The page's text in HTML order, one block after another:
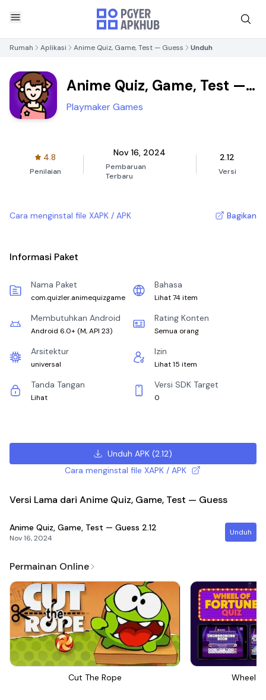
Rumah Aplikasi Anime Quiz, Game, Test — Guess Unduh
Anime Quiz, Game, Test —
Guess
Playmaker Games
4.8
Penilaian
Nov 16, 2024
Pembaruan
Terbaru
2.12
Versi
Cara menginstal file XAPK / APK Bagikan
Informasi Paket
Nama Paket
com.quizler.animequizgame
Bahasa
Lihat 74 item
Membutuhkan Android
Android 6.0+ (M, API 23)
Rating Konten
Semua orang
Arsitektur
universal
Izin
Lihat 15 item
Tanda Tangan
Lihat
Versi SDK Target
0
Unduh APK (2.12)
Cara menginstal file XAPK / APK
Versi Lama dari Anime Quiz, Game, Test — Guess
Anime Quiz, Game, Test — Guess 2.12
Nov 16, 2024
Unduh
Permainan Online
Cut The Rope Wheel